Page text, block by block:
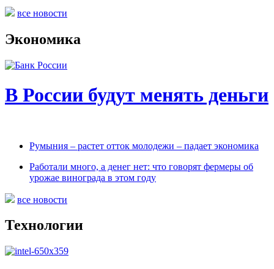
все новости
Экономика
В России будут менять деньги
Румыния – растет отток молодежи – падает экономика
Работали много, а денег нет: что говорят фермеры об
урожае винограда в этом году
все новости
Технологии